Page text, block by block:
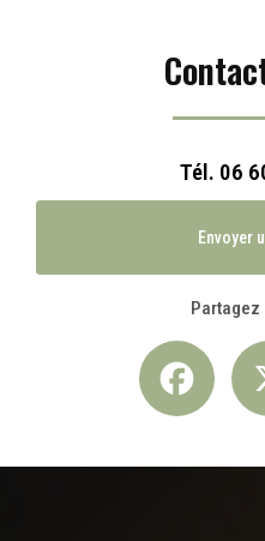
Tél. 06
Envoyer